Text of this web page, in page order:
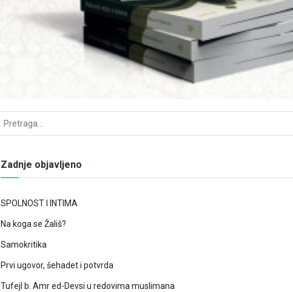
Zadnje objavljeno
SPOLNOST I INTIMA
Na koga se Žališ?
Samokritika
Prvi ugovor, šehadet i potvrda
Tufejl b. Amr ed-Devsi u redovima muslimana